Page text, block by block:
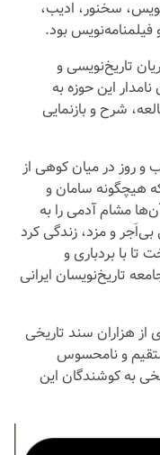
سخنور، ادیب،
بود.
تاریخ‌نویسی و
این حوزه به
شرح و بازنمایی
روز در میان کوهی از
هیچگونه سامان و
مشام آدمی را به
و مزد، زندگی کرد
با بردباری و
تاریخ‌نویسان ایرانی
از هزاران سند تاریخی
و نامحسوس
به کوشندگان این